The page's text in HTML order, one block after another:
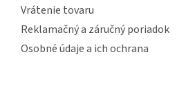
Vrátenie tovaru
Reklamačný a záručný poriadok
Osobné údaje a ich ochrana